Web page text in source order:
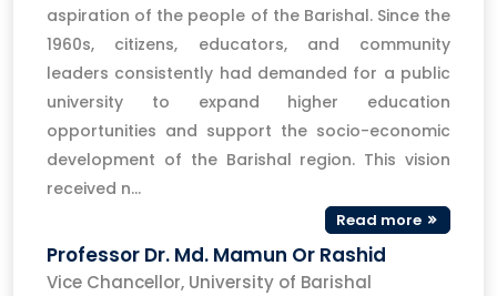
aspiration of the people of the Barishal. Since the
1960s, citizens, educators, and community
leaders consistently had demanded for a public
university to expand higher education
opportunities and support the socio-economic
development of the Barishal region. This vision
received n...
Read more
Professor Dr. Md. Mamun Or Rashid
Vice Chancellor, University of Barishal